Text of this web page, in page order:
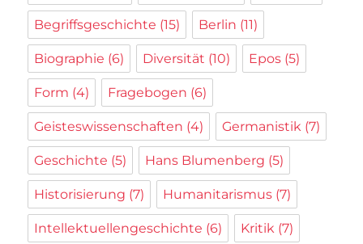
Begriffsgeschichte (15) Berlin (11)
Biographie (6) Diversität (10) Epos (5)
Form (4) Fragebogen (6)
Geisteswissenschaften (4) Germanistik (7)
Geschichte (5) Hans Blumenberg (5)
Historisierung (7) Humanitarismus (7)
Intellektuellengeschichte (6) Kritik (7)